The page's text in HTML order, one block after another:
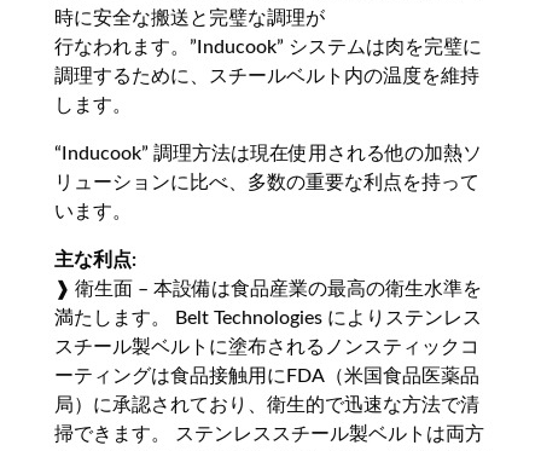
時に安全な搬送と完璧な調理が
行なわれます。”Inducook” システムは肉を完璧に
調理するために、スチールベルト内の温度を維持
します。
“Inducook” 調理方法は現在使用される他の加熱ソ
リューションに比べ、多数の重要な利点を持って
います。
主な利点:
❱ 衛生面 – 本設備は食品産業の最高の衛生水準を
満たします。 Belt Technologies によりステンレス
スチール製ベルトに塗布されるノンスティックコ
ーティングは食品接触用にFDA（米国食品医薬品
局）に承認されており、衛生的で迅速な方法で清
掃できます。 ステンレススチール製ベルトは両方